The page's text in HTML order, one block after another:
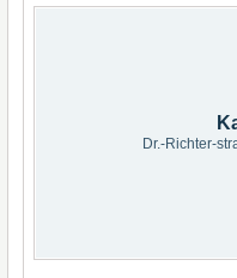
Dr.-Richter-